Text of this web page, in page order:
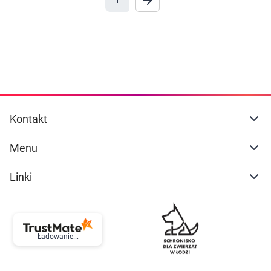
Ustawienia
Kontakt
Menu
Linki
Ładowanie...